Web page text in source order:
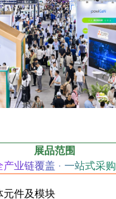
展品范围
产业链覆盖 · 一站式采购
元件及模块